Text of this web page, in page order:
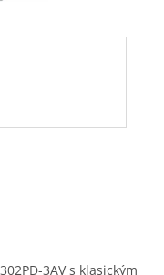
3AV s klasickým